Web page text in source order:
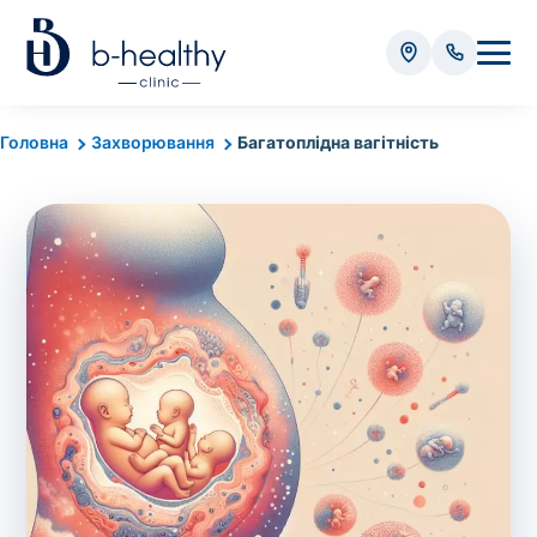
Головна Захворювання Багатоплідна вагітність
Аналізи
Вартість забору крові - 50 грн
Вартість забору біоматеріалу (крім крові) - від
35 грн
Всього: 0 грн
Попередній запис на дослідження не
потрібний. Виняток становлять мазки та